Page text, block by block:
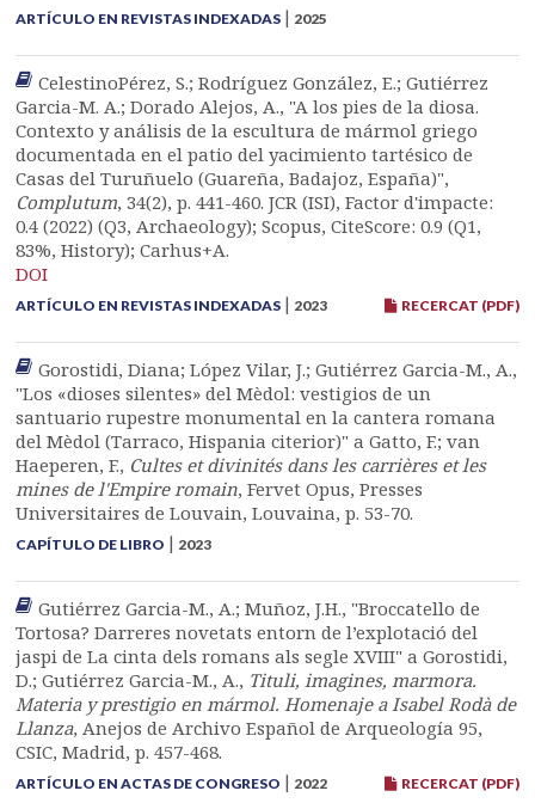
ARTÍCULO EN REVISTAS INDEXADAS | 2025
CelestinoPérez, S.; Rodríguez González, E.; Gutiérrez
Garcia-M. A.; Dorado Alejos, A., "A los pies de la diosa.
Contexto y análisis de la escultura de mármol griego
documentada en el patio del yacimiento tartésico de
Casas del Turuñuelo (Guareña, Badajoz, España)",
Complutum, 34(2), p. 441-460. JCR (ISI), Factor d'impacte:
0.4 (2022) (Q3, Archaeology); Scopus, CiteScore: 0.9 (Q1,
83%, History); Carhus+A.
DOI
RECERCAT (PDF)
ARTÍCULO EN REVISTAS INDEXADAS | 2023
Gorostidi, Diana; López Vilar, J.; Gutiérrez Garcia-M., A.,
"Los «dioses silentes» del Mèdol: vestigios de un
santuario rupestre monumental en la cantera romana
del Mèdol (Tarraco, Hispania citerior)" a Gatto, F.; van
Haeperen, F., Cultes et divinités dans les carrières et les
mines de l'Empire romain, Fervet Opus, Presses
Universitaires de Louvain, Louvaina, p. 53-70.
CAPÍTULO DE LIBRO | 2023
Gutiérrez Garcia-M., A.; Muñoz, J.H., "Broccatello de
Tortosa? Darreres novetats entorn de l’explotació del
jaspi de La cinta dels romans als segle XVIII" a Gorostidi,
D.; Gutiérrez Garcia-M., A., Tituli, imagines, marmora.
Materia y prestigio en mármol. Homenaje a Isabel Rodà de
Llanza, Anejos de Archivo Español de Arqueología 95,
CSIC, Madrid, p. 457-468.
RECERCAT (PDF)
ARTÍCULO EN ACTAS DE CONGRESO | 2022